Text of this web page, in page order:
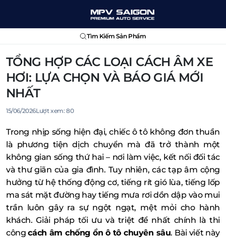
Tìm Kiếm Sản Phẩm
TỔNG HỢP CÁC LOẠI CÁCH ÂM XE
HƠI: LỰA CHỌN VÀ BÁO GIÁ MỚI
NHẤT
15/06/2026Lượt xem: 80
Trong nhịp sống hiện đại, chiếc ô tô không đơn thuần
là phương tiện dịch chuyển mà đã trở thành một
không gian sống thứ hai – nơi làm việc, kết nối đối tác
và thư giãn của gia đình. Tuy nhiên, các tạp âm cộng
hưởng từ hệ thống động cơ, tiếng rít gió lùa, tiếng lốp
ma sát mặt đường hay tiếng mưa rơi dồn dập vào mui
trần luôn gây ra sự ngột ngạt, mệt mỏi cho hành
khách. Giải pháp tối ưu và triệt để nhất chính là thi
côngcách âm chống ồn ô tô chuyên sâu. Bài viết này